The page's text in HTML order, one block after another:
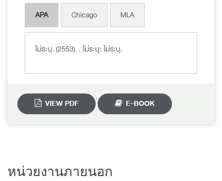
APA Chicago MLA
ไม่ระบุ. (2553). . ไม่ระบุ: ไม่ระบุ.
VIEW PDF E-BOOK
หน่วยงานภายนอก